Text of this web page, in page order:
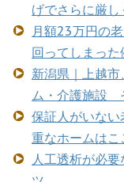
げでさらに厳し
月額23万円の
回ってしまった
新潟県｜上越
ム・介護施設
保証人がいな
重なホームはこ
人工透析が必